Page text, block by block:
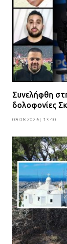
Συνελήφθη
δολοφονίες
08.08.2026 | 13:40